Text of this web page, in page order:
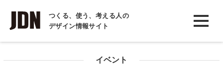
つくる、使う、考える人の
デザイン情報サイト
INTERVIEW
インタビュー
イベント